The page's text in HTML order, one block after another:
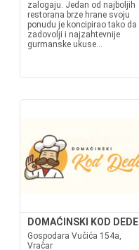
zalogaju. Jedan od najboljih
restorana brze hrane svoju
ponudu je koncipirao tako da
zadovolji i najzahtevnije
gurmanske ukuse...
DOMAĆINSKI KOD DEDE
Gospodara Vučića 154a,
Vračar